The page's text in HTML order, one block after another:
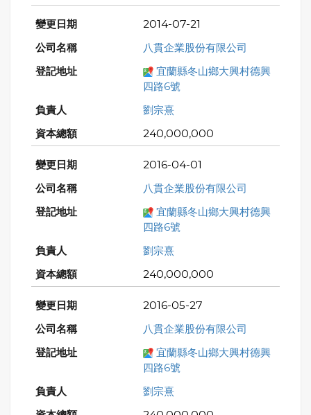
2014-07-21
八貫企業股份有限公司
宜蘭縣冬山鄉大興村德興
四路6號
劉宗熹
240,000,000
2016-04-01
八貫企業股份有限公司
宜蘭縣冬山鄉大興村德興
四路6號
劉宗熹
240,000,000
2016-05-27
八貫企業股份有限公司
宜蘭縣冬山鄉大興村德興
四路6號
劉宗熹